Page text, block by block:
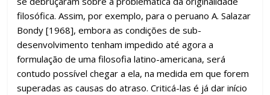
filosófica. Assim, por exemplo, para o peruano A. Salazar
Bondy [1968], embora as condições de sub-
desenvolvimento tenham impedido até agora a
formulação de uma filosofia latino-americana, será
contudo possível chegar a ela, na medida em que forem
superadas as causas do atraso. Criticá-las é já dar início